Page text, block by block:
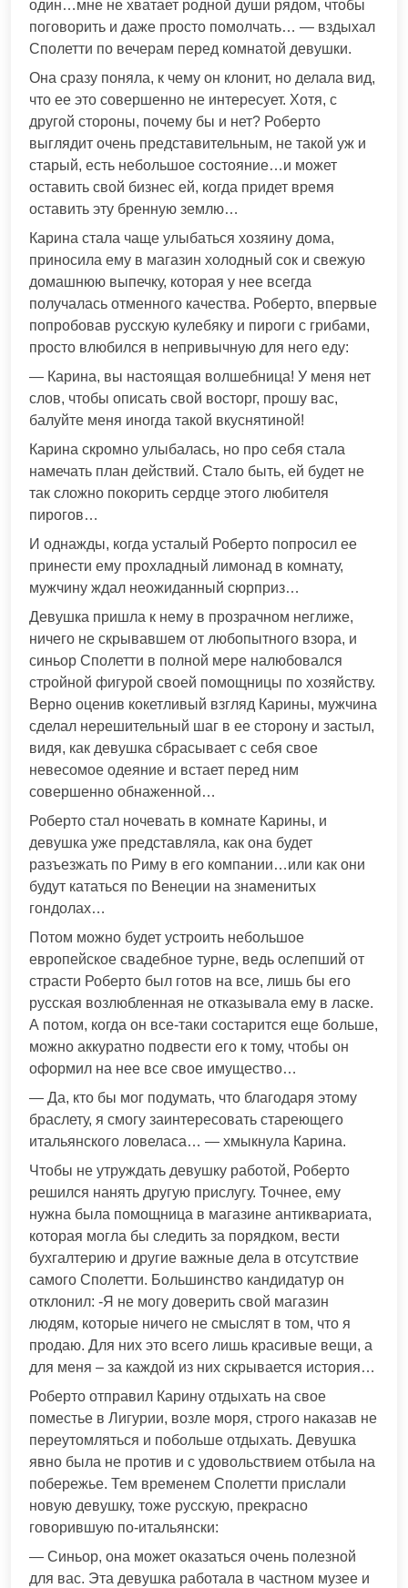
один…мне не хватает родной души рядом, чтобы
поговорить и даже просто помолчать… — вздыхал
Сполетти по вечерам перед комнатой девушки.
Она сразу поняла, к чему он клонит, но делала вид,
что ее это совершенно не интересует. Хотя, с
другой стороны, почему бы и нет? Роберто
выглядит очень представительным, не такой уж и
старый, есть небольшое состояние…и может
оставить свой бизнес ей, когда придет время
оставить эту бренную землю…
Карина стала чаще улыбаться хозяину дома,
приносила ему в магазин холодный сок и свежую
домашнюю выпечку, которая у нее всегда
получалась отменного качества. Роберто, впервые
попробовав русскую кулебяку и пироги с грибами,
просто влюбился в непривычную для него еду:
— Карина, вы настоящая волшебница! У меня нет
слов, чтобы описать свой восторг, прошу вас,
балуйте меня иногда такой вкуснятиной!
Карина скромно улыбалась, но про себя стала
намечать план действий. Стало быть, ей будет не
так сложно покорить сердце этого любителя
пирогов…
И однажды, когда усталый Роберто попросил ее
принести ему прохладный лимонад в комнату,
мужчину ждал неожиданный сюрприз…
Девушка пришла к нему в прозрачном неглиже,
ничего не скрывавшем от любопытного взора, и
синьор Сполетти в полной мере налюбовался
стройной фигурой своей помощницы по хозяйству.
Верно оценив кокетливый взгляд Карины, мужчина
сделал нерешительный шаг в ее сторону и застыл,
видя, как девушка сбрасывает с себя свое
невесомое одеяние и встает перед ним
совершенно обнаженной…
Роберто стал ночевать в комнате Карины, и
девушка уже представляла, как она будет
разъезжать по Риму в его компании…или как они
будут кататься по Венеции на знаменитых
гондолах…
Потом можно будет устроить небольшое
европейское свадебное турне, ведь ослепший от
страсти Роберто был готов на все, лишь бы его
русская возлюбленная не отказывала ему в ласке.
А потом, когда он все-таки состарится еще больше,
можно аккуратно подвести его к тому, чтобы он
оформил на нее все свое имущество…
— Да, кто бы мог подумать, что благодаря этому
браслету, я смогу заинтересовать стареющего
итальянского ловеласа… — хмыкнула Карина.
Чтобы не утруждать девушку работой, Роберто
решился нанять другую прислугу. Точнее, ему
нужна была помощница в магазине антиквариата,
которая могла бы следить за порядком, вести
бухгалтерию и другие важные дела в отсутствие
самого Сполетти. Большинство кандидатур он
отклонил: -Я не могу доверить свой магазин
людям, которые ничего не смыслят в том, что я
продаю. Для них это всего лишь красивые вещи, а
для меня – за каждой из них скрывается история…
Роберто отправил Карину отдыхать на свое
поместье в Лигурии, возле моря, строго наказав не
переутомляться и побольше отдыхать. Девушка
явно была не против и с удовольствием отбыла на
побережье. Тем временем Сполетти прислали
новую девушку, тоже русскую, прекрасно
говорившую по-итальянски:
— Синьор, она может оказаться очень полезной
для вас. Эта девушка работала в частном музее и